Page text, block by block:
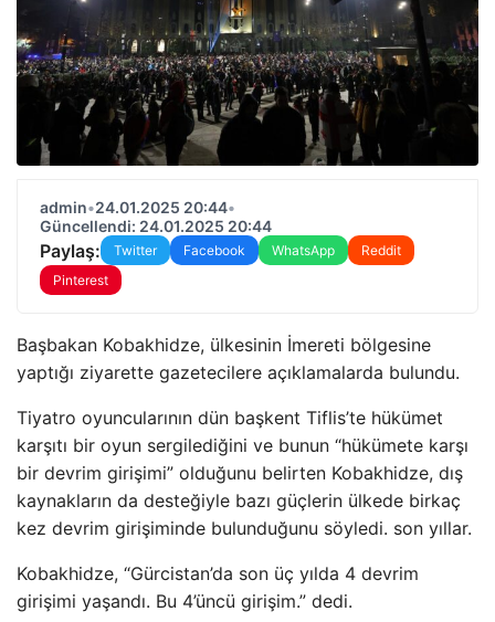
admin•24.01.2025 20:44•
Güncellendi: 24.01.2025 20:44
Paylaş: Twitter Facebook WhatsApp
Reddit
Pinterest
Başbakan Kobakhidze, ülkesinin İmereti bölgesine
yaptığı ziyarette gazetecilere açıklamalarda bulundu.
Tiyatro oyuncularının dün başkent Tiflis’te hükümet
karşıtı bir oyun sergilediğini ve bunun “hükümete karşı
bir devrim girişimi” olduğunu belirten Kobakhidze, dış
kaynakların da desteğiyle bazı güçlerin ülkede birkaç
kez devrim girişiminde bulunduğunu söyledi. son yıllar.
Kobakhidze, “Gürcistan’da son üç yılda 4 devrim
girişimi yaşandı. Bu 4’üncü girişim.” dedi.